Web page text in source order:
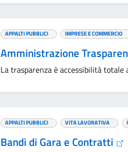
APPALTI PUBBLICI IMPRESE E COMMERCIO
Amministrazione
La trasparenza è accessibilità
APPALTI PUBBLICI VITA LAVORATIVA
Bandi di Gara e Contratti